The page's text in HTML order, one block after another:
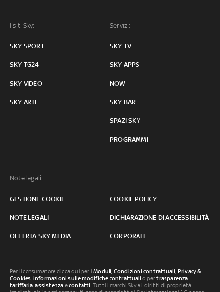
I siti Sky:
SKY SPORT
SKY TG24
SKY VIDEO
SKY ARTE
Servizi:
SKY TV
SKY APPS
NOW
SKY BAR
SPAZI SKY
PROGRAMMI
Note legali:
GESTIONE COOKIE COOKIE POLICY
NOTE LEGALI DICHIARAZIONE DI ACCESSIBILITÀ
OFFERTA SKY MEDIA CORPORATE
Per il consumatore clicca qui per iModuli, Condizioni contrattuali, Privacy &
Cookies, informazioni sulle modifiche contrattuali o pertrasparenza
tariffaria,assistenza econtatti. Tutti i marchi Sky e i diritti di proprietà